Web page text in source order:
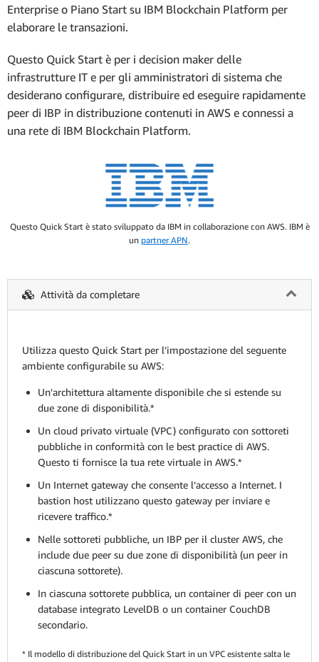
Enterprise o Piano Start su IBM Blockchain Platform per
elaborare le transazioni.
Questo Quick Start è per i decision maker delle
infrastrutture IT e per gli amministratori di sistema che
desiderano configurare, distribuire ed eseguire rapidamente
peer di IBP in distribuzione contenuti in AWS e connessi a
una rete di IBM Blockchain Platform.
Questo Quick Start è stato sviluppato da IBM in collaborazione con AWS. IBM è
un partner APN.
Attività da completare
Utilizza questo Quick Start per l’impostazione del seguente
ambiente configurabile su AWS:
Un'architettura altamente disponibile che si estende su
due zone di disponibilità.*
Un cloud privato virtuale (VPC) configurato con sottoreti
pubbliche in conformità con le best practice di AWS.
Questo ti fornisce la tua rete virtuale in AWS.*
Un Internet gateway che consente l’accesso a Internet. I
bastion host utilizzano questo gateway per inviare e
ricevere traffico.*
Nelle sottoreti pubbliche, un IBP per il cluster AWS, che
include due peer su due zone di disponibilità (un peer in
ciascuna sottorete).
In ciascuna sottorete pubblica, un container di peer con un
database integrato LevelDB o un container CouchDB
secondario.
* Il modello di distribuzione del Quick Start in un VPC esistente salta le